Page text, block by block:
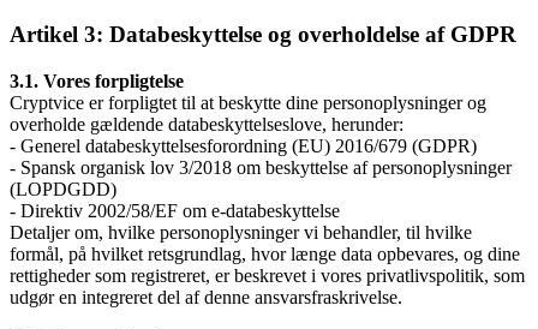
Artikel 3: Databeskyttelse og overholdelse af GDPR
3.1. Vores forpligtelse
Cryptvice er forpligtet til at beskytte dine personoplysninger og
overholde gældende databeskyttelseslove, herunder:
- Generel databeskyttelsesforordning (EU) 2016/679 (GDPR)
- Spansk organisk lov 3/2018 om beskyttelse af personoplysninger
(LOPDGDD)
- Direktiv 2002/58/EF om e-databeskyttelse
Detaljer om, hvilke personoplysninger vi behandler, til hvilke
formål, på hvilket retsgrundlag, hvor længe data opbevares, og dine
rettigheder som registreret, er beskrevet i vores privatlivspolitik, som
udgør en integreret del af denne ansvarsfraskrivelse.